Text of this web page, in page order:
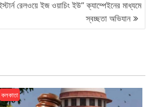
রেলওয়ে ইজ ওয়াচিং ইউ” ক্যাম্পেইনের মাধ্যমে
স্বচ্ছতা অভিযান
কলকাতা